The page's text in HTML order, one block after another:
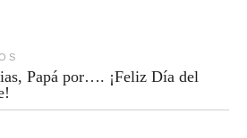
Papá por…. ¡Feliz Día del